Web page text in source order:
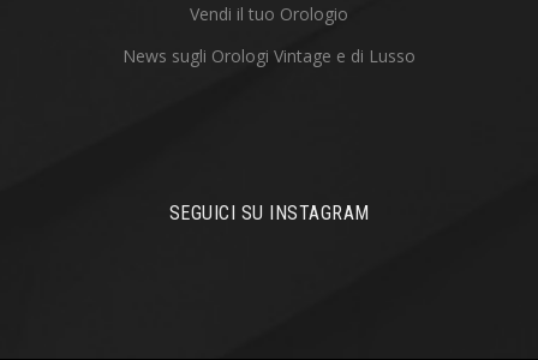
Vendi il tuo Orologio
News sugli Orologi Vintage e di Lusso
SEGUICI SU INSTAGRAM